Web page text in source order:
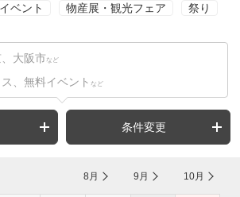
ベント 物産展・観光フェア 祭り
大阪市 など
、無料イベント など
条件変更
8月 9月 10月